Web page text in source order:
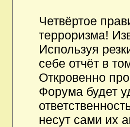
Четвёртое
терроризма!
Используя
себе отчёт в
Откровенно
Форума будет
несут сами их